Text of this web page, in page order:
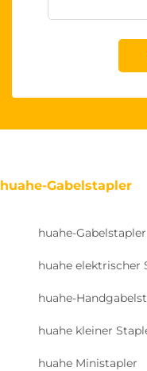
huahe-Gabelstapler
huahe-Gabelstapler
huahe elektrischer
huahe-
huahe kleiner
huahe Ministapler